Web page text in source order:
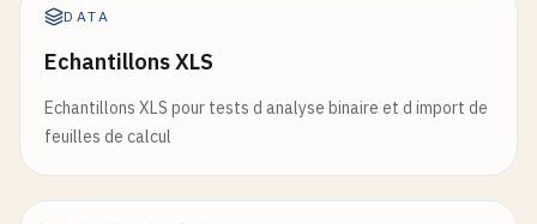
DATA
Echantillons XLS
Echantillons XLS pour tests d analyse binaire et d import de
feuilles de calcul